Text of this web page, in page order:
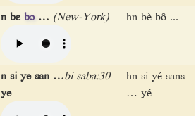
n bɛ bɔ… (New-York) hn bè bô ...
n si ye san …bi saba:30
ye
hn si yé sans
… yé